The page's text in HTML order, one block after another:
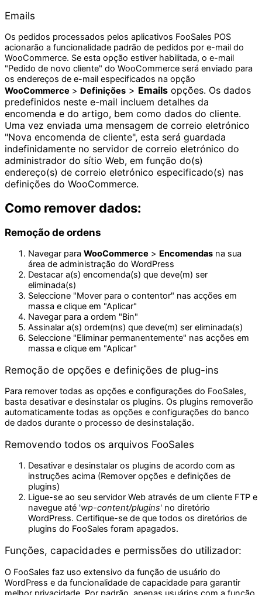
Emails
Os pedidos processados pelos aplicativos FooSales POS
acionarão a funcionalidade padrão de pedidos por e-mail do
WooCommerce. Se esta opção estiver habilitada, o e-mail
"Pedido de novo cliente" do WooCommerce será enviado para
os endereços de e-mail especificados na opção
WooCommerce > Definições > Emails opções. Os dados
predefinidos neste e-mail incluem detalhes da
encomenda e do artigo, bem como dados do cliente.
Uma vez enviada uma mensagem de correio eletrónico
"Nova encomenda de cliente", esta será guardada
indefinidamente no servidor de correio eletrónico do
administrador do sítio Web, em função do(s)
endereço(s) de correio eletrónico especificado(s) nas
definições do WooCommerce.
Como remover dados:
Remoção de ordens
Navegar para WooCommerce > Encomendas na sua
área de administração do WordPress
Destacar a(s) encomenda(s) que deve(m) ser
eliminada(s)
Seleccione "Mover para o contentor" nas acções em
massa e clique em "Aplicar"
Navegar para a ordem "Bin"
Assinalar a(s) ordem(ns) que deve(m) ser eliminada(s)
Seleccione "Eliminar permanentemente" nas acções em
massa e clique em "Aplicar"
Remoção de opções e definições de plug-ins
Para remover todas as opções e configurações do FooSales,
basta desativar e desinstalar os plugins. Os plugins removerão
automaticamente todas as opções e configurações do banco
de dados durante o processo de desinstalação.
Removendo todos os arquivos FooSales
Desativar e desinstalar os plugins de acordo com as
instruções acima (Remover opções e definições de
plugins)
Ligue-se ao seu servidor Web através de um cliente FTP e
navegue até 'wp-content/plugins' no diretório
WordPress. Certifique-se de que todos os diretórios de
plugins do FooSales foram apagados.
Funções, capacidades e permissões do utilizador:
O FooSales faz uso extensivo da função de usuário do
WordPress e da funcionalidade de capacidade para garantir